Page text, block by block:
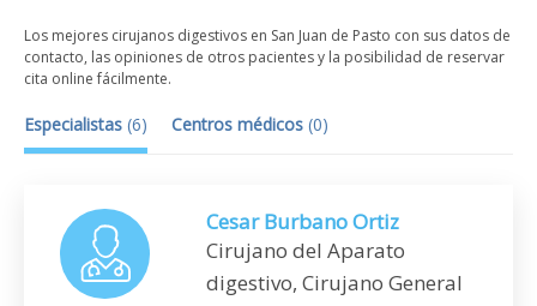
Los mejores cirujanos digestivos en San Juan de Pasto con sus datos de
contacto, las opiniones de otros pacientes y la posibilidad de reservar
cita online fácilmente.
Especialistas (6) Centros médicos (0)
Cesar Burbano Ortiz
Cirujano del Aparato
digestivo, Cirujano General